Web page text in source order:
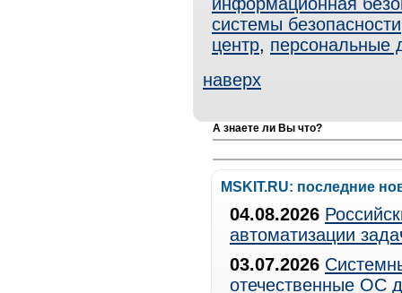
системы безопасности
центр, персональные
наверх
А знаете ли Вы что?
MSKIT.RU: последние
04.08.2026
автоматизации
03.07.2026
отечественные ОС